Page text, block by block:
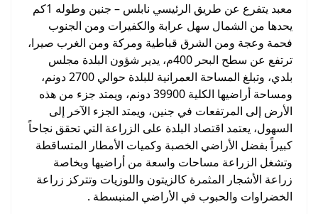
معبد يتفرع عن طريق الرئيسي نابلس – جنين وطوله 1كم
يحدها من الشمال سهل عرابة والكفيرات ومن الجنوب
فحمة وعجة ومن الشرق قباطية ومركة ومن الغرب صيرا،
ترتفع عن سطح البحر 400م، يدير شؤون البلدة مجلس
بلدي، وتبلغ المساحة العمرانية للبلدة حوالي 2700 دونم،
ومساحة أراضيها الكلية 39900 دونم، ويمتد جزء من هذه
الأرض إلى المرتفعات في جنين، ويمتد الجزء الآخر إلى
السهول، يعتمد اقتصاد البلدة على الزراعة التي تحقق نجاحاً
كبيراً بفضل الأراضي الخصبة وكميات الأمطار المتساقطة
وتشغل الزراعة مساحات واسعة من أراضيها وبخاصة
زراعة الأشجار المثمرة كالزيتون واللوزيات وتتركز زراعة
الخضراوات والحبوب في الأراضي المنبسطة .